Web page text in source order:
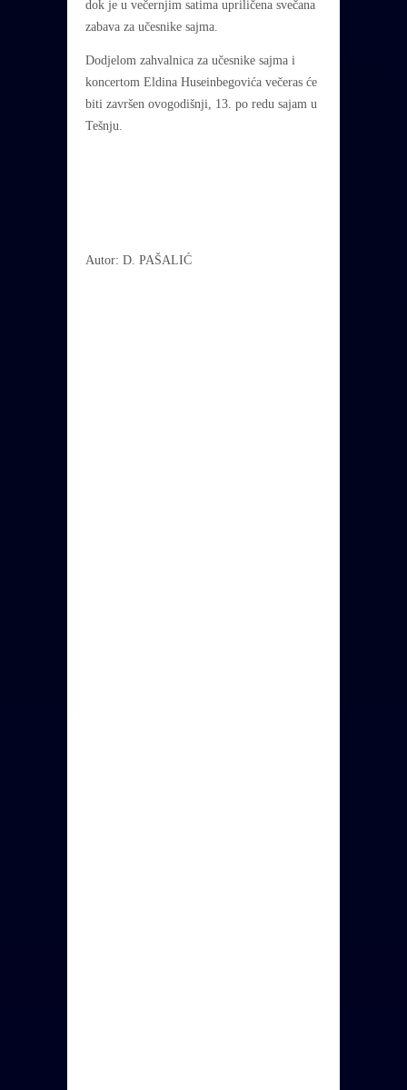
dok je u večernjim satima upriličena svečana
zabava za učesnike sajma.
Dodjelom zahvalnica za učesnike sajma i
koncertom Eldina Huseinbegovića večeras će
biti završen ovogodišnji, 13. po redu sajam u
Tešnju.
Autor: D. PAŠALIĆ